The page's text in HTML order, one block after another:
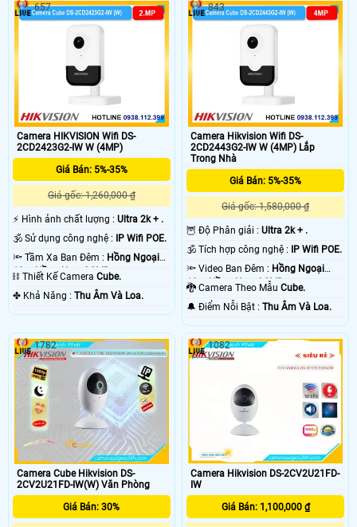
Camera HIKVISION Wifi DS-
2CD2423G2-IW W (4MP)
Giá Bán: 5%-35%
Giá gốc: 1,260,000 ₫
️⚡ Hình ảnh chất lượng : Ultra 2k + .
🕉️ Sử dụng công nghệ :
IP Wifi POE.
🔦 Tầm Xa Ban Đêm : Hồng Ngoại
10m Hồng Ngoại SMD.
⛓ Thiết Kế Camera Cube.
️✤ Khả Năng : Thu Âm Và Loa.
657
Camera Hikvision Wifi DS-
2CD2443G2-IW W (4MP) Lắp
Trong Nhà
Giá Bán: 5%-35%
Giá gốc: 1,580,000 ₫
🦉 Độ Phân giải :Ultra 2k + .
🕉️ Tích hợp công nghệ :
IP Wifi POE.
🔦 Video Ban Đêm : Hồng Ngoại
10m Hồng Ngoại SMD.
🐉️ Camera Theo MẫuCube.
️🔔 Điểm Nỗi Bật :Thu Âm Và Loa.
843
Camera Cube Hikvision DS-
2CV2U21FD-IW(W) Văn Phòng
Giá Bán: 30%
1782
Camera Hikvision DS-2CV2U21FD-
IW
Giá Bán: 1,100,000 ₫
1082